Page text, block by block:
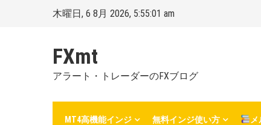
木曜日, 6 8月 2026, 5:55:02 am
FXmt
アラート・トレーダーのFXブログ
MT4高機能インジ 無料インジ使い方